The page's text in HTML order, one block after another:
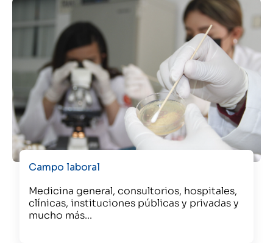
Campo laboral
Medicina general, consultorios, hospitales,
clínicas, instituciones públicas y privadas y
mucho más...